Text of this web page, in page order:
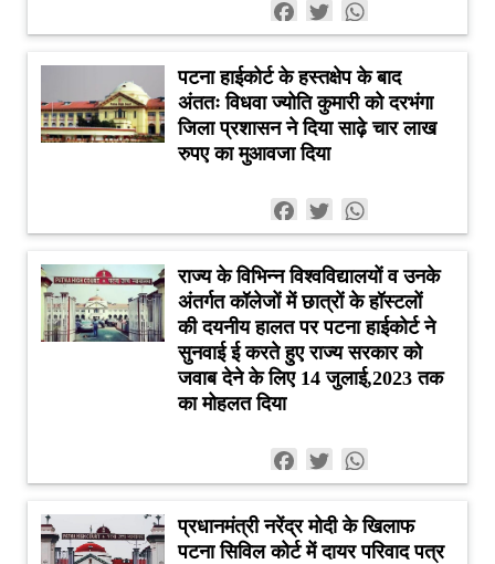
Facebook
Twitter
पटना हाईकोर्ट के हस्तक्षेप के बाद
अंततः विधवा ज्योति कुमारी को दरभंगा
जिला प्रशासन ने दिया साढ़े चार लाख
रुपए का मुआवजा दिया
Facebook
Twitter
राज्य के विभिन्न विश्वविद्यालयों व उनके
अंतर्गत कॉलेजों में छात्रों के हॉस्टलों
की दयनीय हालत पर पटना हाईकोर्ट ने
सुनवाई ई करते हुए राज्य सरकार को
जवाब देने के लिए 14 जुलाई,2023 तक
का मोहलत दिया
Facebook
Twitter
प्रधानमंत्री नरेंद्र मोदी के खिलाफ
पटना सिविल कोर्ट में दायर परिवाद पत्र